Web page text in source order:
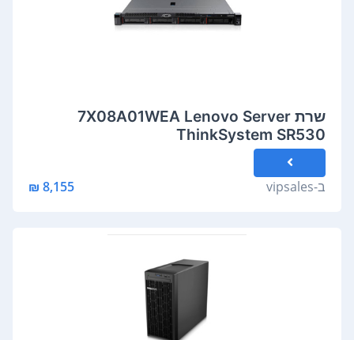
שרת 7X08A01WEA Lenovo Server
ThinkSystem SR530
ב-vipsales
8,155 ₪